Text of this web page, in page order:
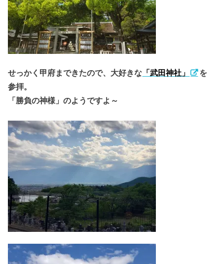
せっかく甲府まできたので、大好きな 「武田神社」
を
参拝。
「勝負の神様」のようですよ～